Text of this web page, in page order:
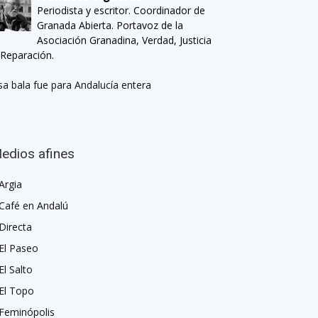
Periodista y escritor. Coordinador de
Granada Abierta. Portavoz de la
Asociación Granadina, Verdad, Justicia
bala fue para Andalucía entera
afines
en Andalú
Directa
El Paseo
El Salto
El Topo
Feminópolis